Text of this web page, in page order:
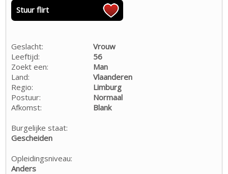
Stuur flirt
Geslacht:
Vrouw
Leeftijd:
56
Zoekt een:
Man
Land:
Vlaanderen
Regio:
Limburg
Postuur:
Normaal
Afkomst:
Blank
Burgelijke staat:
Gescheiden
Opleidingsniveau:
Anders